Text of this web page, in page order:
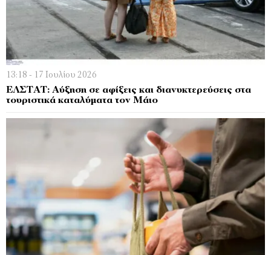
13:18 - 17 Ιουλίου 2026
ΕΛΣΤΑΤ: Αύξηση σε αφίξεις και διανυκτερεύσεις στα
τουριστικά καταλύματα τον Μάιο